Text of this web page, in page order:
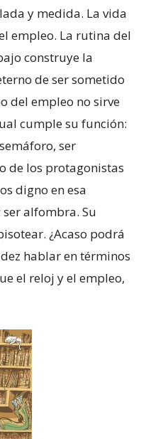
y medida. La vida
empleo. La rutina del
construye la
de ser sometido
del empleo no sirve
cumple su función:
ser
de los protagonistas
digno en esa
alfombra. Su
¿Acaso podrá
hablar en términos
el reloj y el empleo,